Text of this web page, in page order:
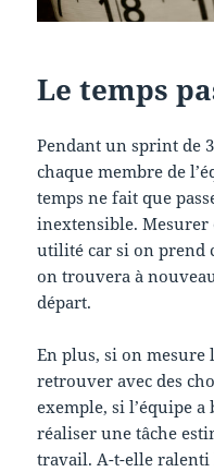
Le temps
Pendant un sprint de
chaque membre de
temps ne fait que
inextensible. Mesurer
utilité car si on prend
on trouvera à
départ.
En plus, si on mesure
retrouver avec des
exemple, si l’équipe
réaliser une tâche
travail. A-t-elle ralenti